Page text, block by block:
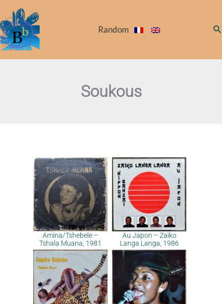
to
content
Random
Soukous
Amina/Tshebele –
Tshala Muana, 1981
Au Japon – Zaïko
Langa Langa, 1986